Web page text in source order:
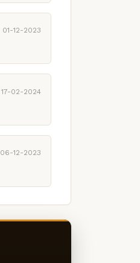
01-12-2023
17-02-2024
06-12-2023